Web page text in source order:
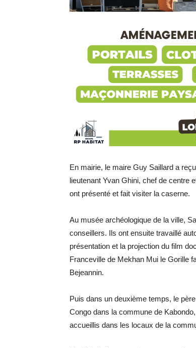
En mairie, le maire Guy Saillard a
lieutenant Yvan Ghini, chef de centre
ont présenté et fait visiter la caserne.
Au musée archéologique de la ville,
conseillers. Ils ont ensuite travaillé
présentation et la projection du film
Franceville de Mekhan Mui le Gorille
Bejeannin.
Puis dans un deuxième temps, le
Congo dans la commune de
accueillis dans les locaux de la